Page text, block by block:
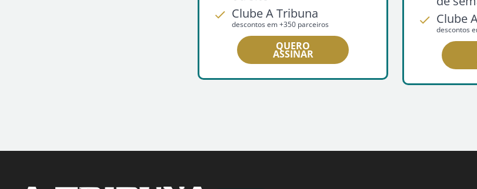
Clube A Tribuna
descontos em +350 parceiros
QUERO
ASSINAR
Clube
descontos